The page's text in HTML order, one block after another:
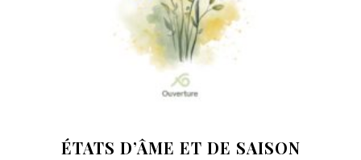
ÉTATS D’ÂME ET DE SAISON